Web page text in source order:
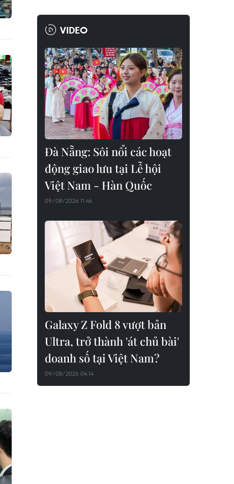
VIDEO
Đà Nẵng: Sôi nổi các hoạt
động giao lưu tại Lễ hội
Việt Nam - Hàn Quốc
09/08/2026 11:46
Galaxy Z Fold 8 vượt bản
Ultra, trở thành 'át chủ bài'
doanh số tại Việt Nam?
09/08/2026 04:14